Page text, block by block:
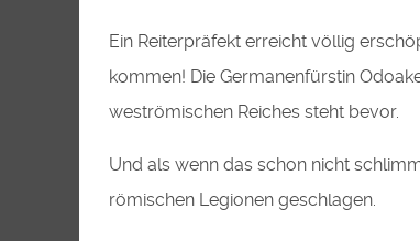
Ein Reiterpräfekt erreicht völlig
kommen! Die Germanenfürstin
weströmischen Reiches steht bevor.
Und als wenn das schon nicht
römischen Legionen geschlagen.